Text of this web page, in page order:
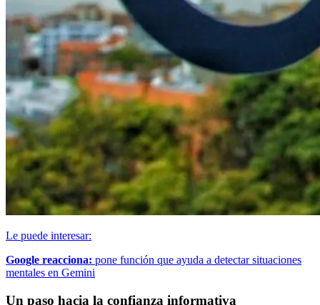
Le puede interesar:
Google reacciona: pone función que ayuda a detectar situaciones
mentales en Gemini
Un paso hacia la confianza informativa